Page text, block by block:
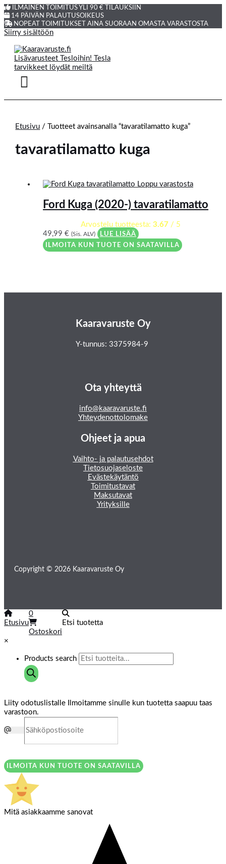
ILMAINEN TOIMITUS YLI 90 € TILAUKSIIN
14 PÄIVÄN PALAUTUSOIKEUS
NOPEAT TOIMITUKSET AINA SUORAAN OMASTA VARASTOSTA
Siirry sisältöön
Etusivu / Tuotteet avainsanalla “tavaratilamatto kuga”
tavaratilamatto kuga
Loppu varastosta
Ford Kuga (2020-) tavaratilamatto
Arvostelu tuotteesta: 3.67 / 5
49,99€ (Sis. ALV)
LUE LISÄÄ
ILMOITA KUN TUOTE ON SAATAVILLA
Kaaravaruste Oy
Y-tunnus: 3375984-9
Ota yhteyttä
info@kaaravaruste.fi
Yhteydenottolomake
Ohjeet ja apua
Vaihto- ja palautusehdot
Tietosuojaseloste
Evästekäytäntö
Toimitustavat
Maksutavat
Yrityksille
Copyright © 2026 Kaaravaruste Oy
Etusivu
0
Ostoskori
Etsi tuotetta
×
Products search
Liity odotuslistalle
Ilmoitamme sinulle kun tuotetta saapuu taas
varastoon.
ILMOITA KUN TUOTE ON SAATAVILLA
Mitä asiakkaamme sanovat